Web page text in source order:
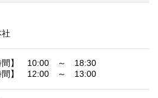
間】 10:00 ～ 18:30
間】 12:00 ～ 13:00